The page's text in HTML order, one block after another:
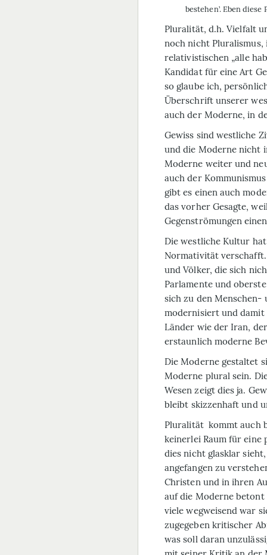
bestehen’. Eben
Pluralität, d.h. Vielfalt
noch nicht Pluralismus,
relativistischen „alle
Kandidat für eine Art
so glaube ich,
Überschrift unserer
auch der Moderne, in
Gewiss sind westliche
und die Moderne nicht
Moderne weiter und
auch der
gibt es einen auch
das vorher Gesagte,
Gegenströmungen
Die westliche Kultur
Normativität verschafft.
und Völker, die sich
Parlamente und
sich zu den Menschen-
modernisiert und damit
Länder wie der Iran,
erstaunlich moderne
Die Moderne gestaltet
Moderne plural sein.
Wesen zeigt dies ja.
bleibt skizzenhaft und
Pluralität kommt auch
keinerlei Raum für eine
dies nicht glasklar
angefangen zu
Christen und in ihren
auf die Moderne
viele wegweisend war
zugegeben kritischer
was soll daran